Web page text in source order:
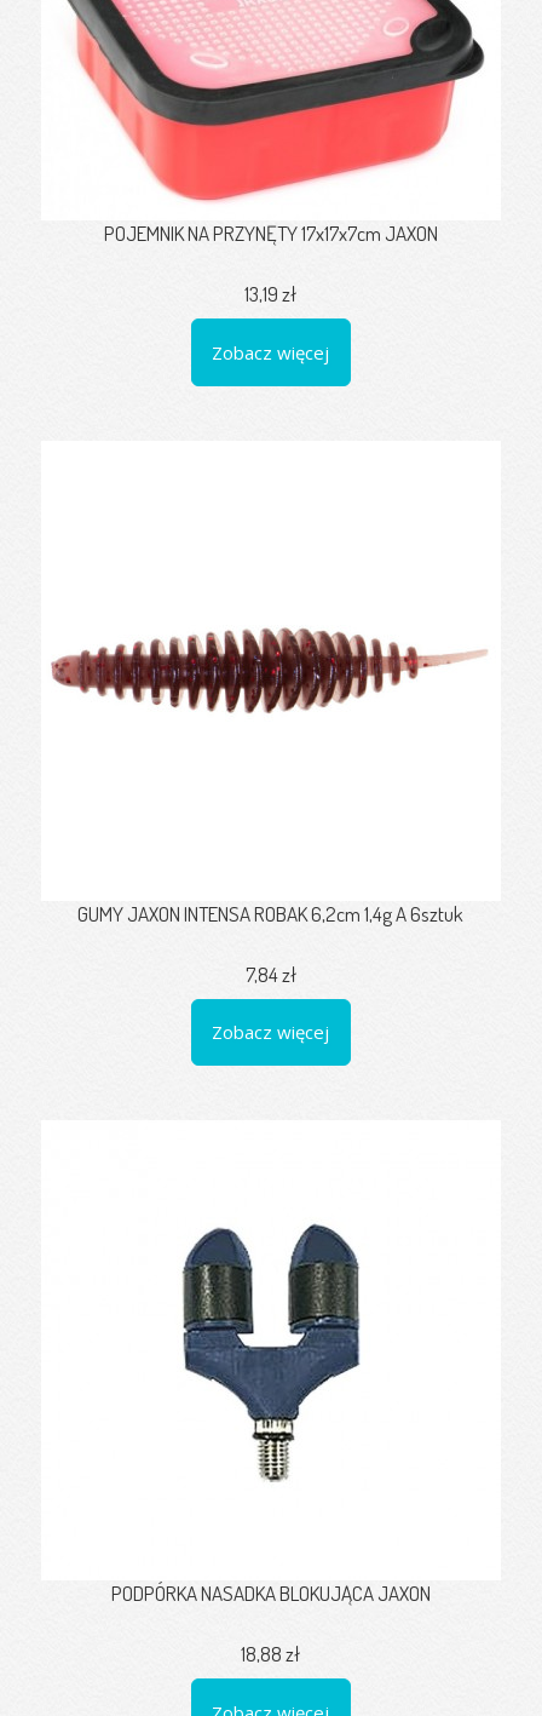
POJEMNIK NA PRZYNĘTY 17x17x7cm JAXON
13,19 zł
Zobacz więcej
GUMY JAXON INTENSA ROBAK 6,2cm 1,4g A 6sztuk
7,84 zł
Zobacz więcej
PODPÓRKA NASADKA BLOKUJĄCA JAXON
18,88 zł